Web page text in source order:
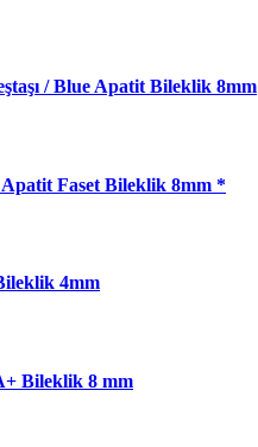
/ Blue Apatit Bileklik 8mm
Apatit Faset Bileklik 8mm *
4mm
Bileklik 8 mm